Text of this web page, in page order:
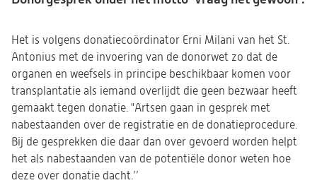
Het is volgens donatiecoördinator Erni Milani van het St.
Antonius met de invoering van de donorwet zo dat de
organen en weefsels in principe beschikbaar komen voor
transplantatie als iemand overlijdt die geen bezwaar heeft
gemaakt tegen donatie. "Artsen gaan in gesprek met
nabestaanden over de registratie en de donatieprocedure.
Bij de gesprekken die daar dan over gevoerd worden helpt
het als nabestaanden van de potentiële donor weten hoe
deze over donatie dacht.’’